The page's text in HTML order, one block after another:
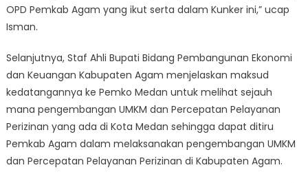
OPD Pemkab Agam yang ikut serta dalam Kunker ini,” ucap
Isman.
Selanjutnya, Staf Ahli Bupati Bidang Pembangunan Ekonomi
dan Keuangan Kabupaten Agam menjelaskan maksud
kedatangannya ke Pemko Medan untuk melihat sejauh
mana pengembangan UMKM dan Percepatan Pelayanan
Perizinan yang ada di Kota Medan sehingga dapat ditiru
Pemkab Agam dalam melaksanakan pengembangan UMKM
dan Percepatan Pelayanan Perizinan di Kabupaten Agam.